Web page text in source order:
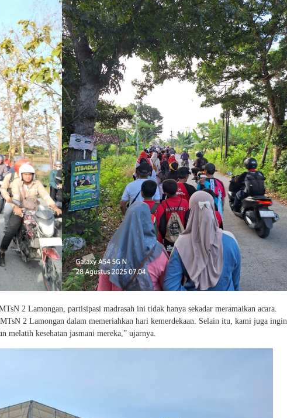
2 Lamongan, partisipasi madrasah ini tidak hanya sekadar meramaikan acara.
2 Lamongan dalam memeriahkan hari kemerdekaan. Selain itu, kami juga ingin
melatih kesehatan jasmani mereka,” ujarnya.